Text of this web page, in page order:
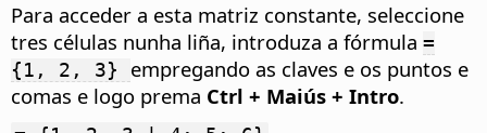
Para acceder a esta matriz constante, seleccione
tres células nunha liña, introduza a fórmula =
{1, 2, 3} empregando as claves e os puntos e
comas e logo prema Ctrl + Maiús + Intro.